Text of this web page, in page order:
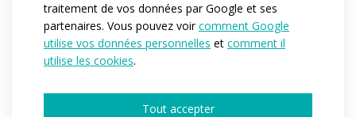
traitement de vos données par Google et ses
partenaires. Vous pouvez voircomment Google
utilise vos données personnelles et comment il
utilise les cookies.
Tout accepter